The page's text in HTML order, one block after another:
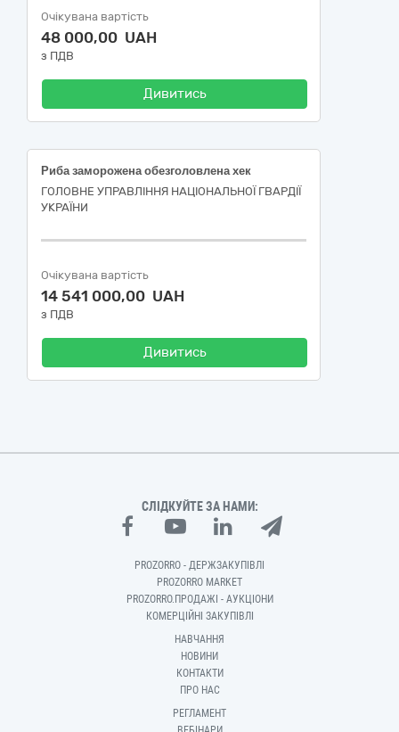
Очікувана вартість
48 000,00 UAH
з ПДВ
Дивитись
Риба заморожена обезголовлена хек
ГОЛОВНЕ УПРАВЛІННЯ НАЦІОНАЛЬНОЇ ГВАРДІЇ
УКРАЇНИ
Очікувана вартість
14 541 000,00 UAH
з ПДВ
Дивитись
СЛІДКУЙТЕ ЗА НАМИ:
PROZORRO - ДЕРЖЗАКУПІВЛІ
PROZORRO MARKET
PROZORRO.ПРОДАЖІ - АУКЦІОНИ
КОМЕРЦІЙНІ ЗАКУПІВЛІ
НАВЧАННЯ
НОВИНИ
КОНТАКТИ
ПРО НАС
РЕГЛАМЕНТ